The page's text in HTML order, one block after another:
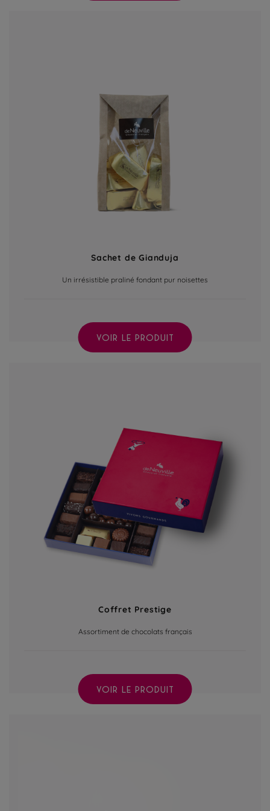
Sachet de Gianduja
Un irrésistible praliné fondant pur noisettes
VOIR LE PRODUIT
Coffret Prestige
Assortiment de chocolats français
VOIR LE PRODUIT